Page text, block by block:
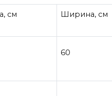
см Ширина, см
60